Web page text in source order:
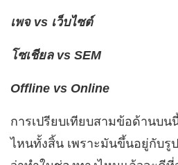
เพจ vs เว็บไซต์
โซเชียล vs SEM
Offline vs Online
การเปรียบเทียบสามข้อด้านบ
ไหนทั้งสิ้น เพราะมันขึ้นอยู่กับรู